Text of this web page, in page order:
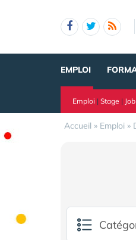
EMPLOI
Emploi | Stage |
Accueil » Emploi »